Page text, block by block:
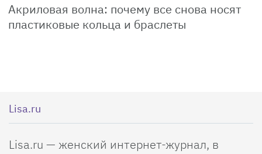
Акриловая волна: почему все снова носят
пластиковые кольца и браслеты
Lisa.ru
Lisa.ru — женский интернет-журнал, в